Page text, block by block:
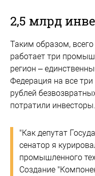
2,5 млрд
Таким образом,
работает три
регион –
Федерация на все
рублей
потратили инвесторы.
"Как депутат
сенатор я
промышленного
Создание